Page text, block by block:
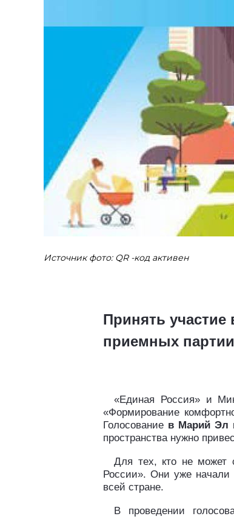
Источник фото: QR -код активен
Принять
приемных
«Единая Россия» и
«Формирование
Голосование в Марий Эл
пространства нужно
Для тех, кто не может
России». Они уже начали
всей стране.
В проведении